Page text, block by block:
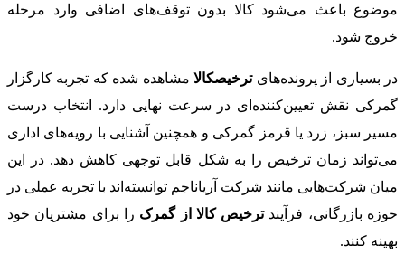
موضوع باعث می‌شود کالا بدون توقف‌های اضافی وارد مرحله
خروج شود.
در بسیاری از پرونده‌هایترخیصکالامشاهده شده که تجربه کارگزار
گمرکی نقش تعیین‌کننده‌ای در سرعت نهایی دارد. انتخاب درست
مسیر سبز، زرد یا قرمز گمرکی و همچنین آشنایی با رویه‌های اداری
می‌تواند زمان ترخیص را به شکل قابل توجهی کاهش دهد. در این
میان شرکت‌هایی مانند شرکت آریاناجم توانسته‌اند با تجربه عملی در
حوزه بازرگانی، فرآیندترخیص کالا از گمرک را برای مشتریان خود
بهینه کنند.